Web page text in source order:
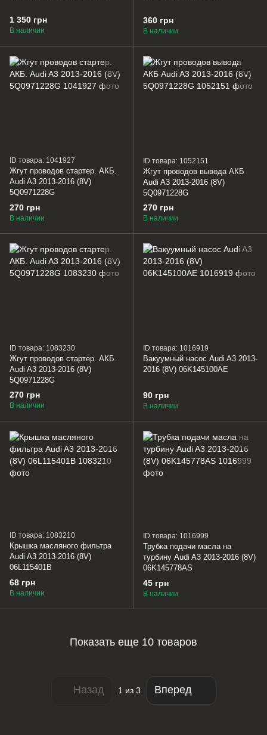
1 350 грн
В наличии
360 грн
В наличии
ID товара: 1041927
Жгут проводов стартер. АКБ.
Audi A3 2013-2016 (8V)
5Q0971228G
270 грн
В наличии
ID товара: 1052151
Жгут проводов вывода АКБ
Audi A3 2013-2016 (8V)
5Q0971228G
270 грн
В наличии
ID товара: 1083230
Жгут проводов стартер. АКБ.
Audi A3 2013-2016 (8V)
5Q0971228G
270 грн
В наличии
ID товара: 1016919
Вакуумный насос Audi A3 2013-
2016 (8V) 06K145100AE
90 грн
В наличии
ID товара: 1083210
Крышка масляного фильтра
Audi A3 2013-2016 (8V)
06L115401B
68 грн
В наличии
ID товара: 1016999
Трубка подачи масла на
турбину Audi A3 2013-2016 (8V)
06K145778AS
45 грн
В наличии
Показать еще 10 товаров
Назад 1 из 3 Вперед